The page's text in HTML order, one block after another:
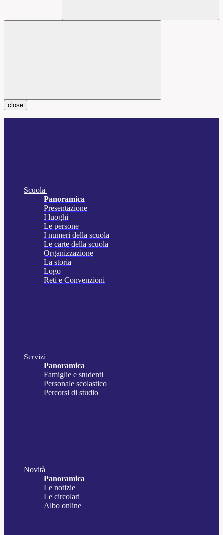
close
Scuola
Panoramica
Presentazione
I luoghi
Le persone
I numeri della scuola
Le carte della scuola
Organizzazione
La storia
Logo
Reti e Convenzioni
Servizi
Panoramica
Famiglie e studenti
Personale scolastico
Percorsi di studio
Novità
Panoramica
Le notizie
Le circolari
Albo online